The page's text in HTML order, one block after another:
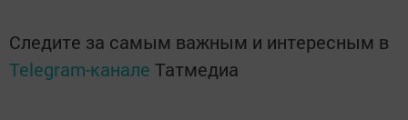
Следите за самым важным и интересным в
Telegram-канале Татмедиа